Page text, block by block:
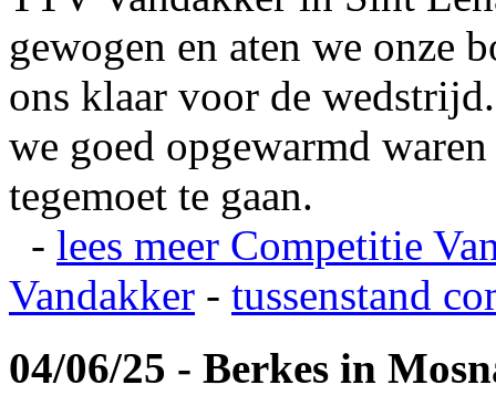
gewogen en aten we onze
ons klaar voor de
we goed opgewarmd
tegemoet te gaan.
- lees meer Competitie
Vandakker - tussenstand
04/06/25 - Berkes in